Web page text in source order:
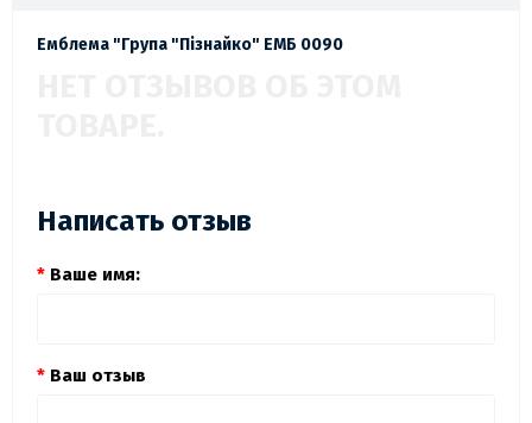
Емблема "Група "Пізнайко" ЕМБ 0090
Написать отзыв
Ваше имя:
Ваш отзыв